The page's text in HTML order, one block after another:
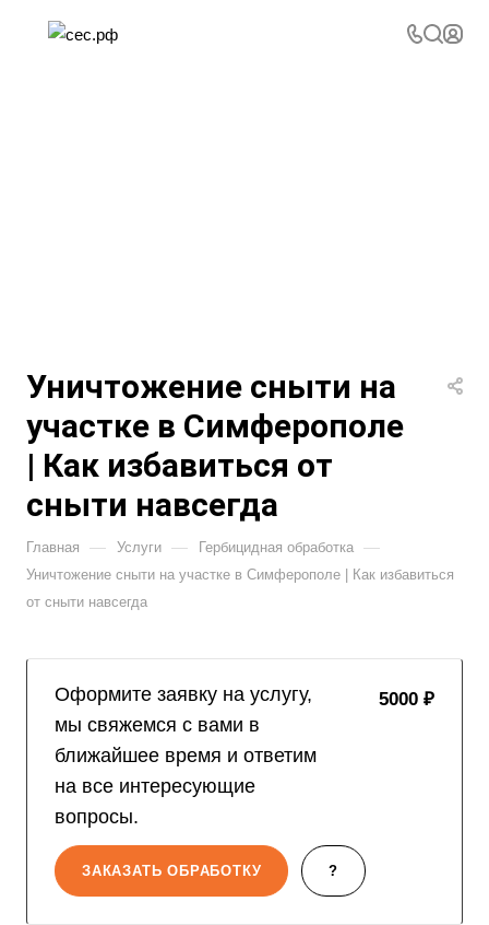
Уничтожение сныти на
участке в Симферополе
| Как избавиться от
сныти навсегда
Главная — Услуги — Гербицидная обработка —
Уничтожение сныти на участке в Симферополе | Как избавиться
от сныти навсегда
Оформите заявку на услугу,
мы свяжемся с вами в
ближайшее время и ответим
на все интересующие
вопросы.
5000 ₽
ЗАКАЗАТЬ ОБРАБОТКУ ?